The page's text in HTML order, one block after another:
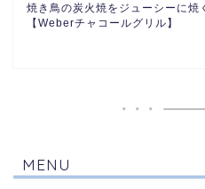
焼き鳥の炭火焼をジューシーに焼
【Weberチャコールグリル】
MENU